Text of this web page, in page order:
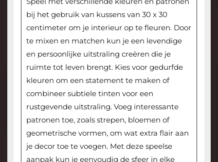
bij het gebruik van kussens van 30 x 30
centimeter om je interieur op te fleuren. Door
te mixen en matchen kun je een levendige
en persoonlijke uitstraling creëren die je
ruimte tot leven brengt. Kies voor gedurfde
kleuren om een statement te maken of
combineer subtiele tinten voor een
rustgevende uitstraling. Voeg interessante
patronen toe, zoals strepen, bloemen of
geometrische vormen, om wat extra flair aan
je decor toe te voegen. Met deze speelse
aanpak kun je eenvoudig de sfeer in elke